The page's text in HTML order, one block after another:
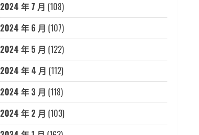
2024 年 7 月 (108)
2024 年 6 月 (107)
2024 年 5 月 (122)
2024 年 4 月 (112)
2024 年 3 月 (118)
2024 年 2 月 (103)